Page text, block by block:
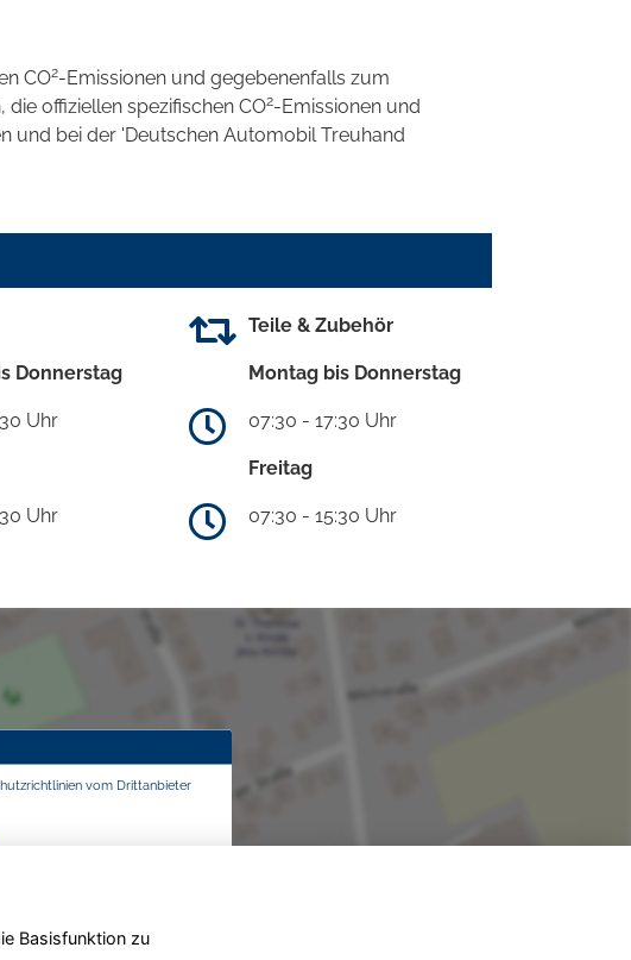
CO2-Emissionen und gegebenenfalls zum
offiziellen spezifischen CO2-Emissionen und
und bei der 'Deutschen Automobil Treuhand
Donnerstag
Uhr
Uhr
Teile & Zubehör
Montag bis Donnerstag
07:30 - 17:30 Uhr
Freitag
07:30 - 15:30 Uhr
vom Drittanbieter
Basisfunktion zu